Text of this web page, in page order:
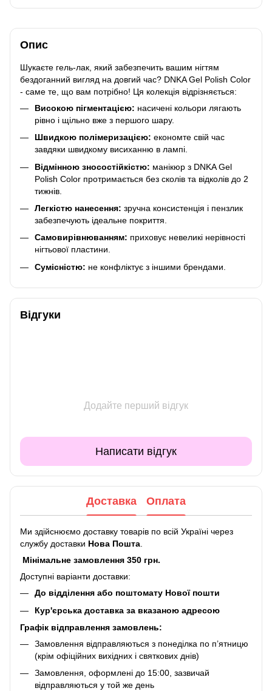
Опис
Шукаєте гель-лак, який забезпечить вашим нігтям
бездоганний вигляд на довгий час? DNKA Gel Polish Color
- саме те, що вам потрібно! Ця колекція відрізняється:
Високою пігментацією: насичені кольори лягають
рівно і щільно вже з першого шару.
Швидкою полімеризацією: економте свій час
завдяки швидкому висиханню в лампі.
Відмінною зносостійкістю: манікюр з DNKA Gel
Polish Color протримається без сколів та відколів до 2
тижнів.
Легкістю нанесення: зручна консистенція і пензлик
забезпечують ідеальне покриття.
Самовирівнюванням: приховує невеликі нерівності
нігтьової пластини.
Сумісністю: не конфліктує з іншими брендами.
Відгуки
Додайте перший відгук
Написати відгук
Доставка Оплата
Ми здійснюємо доставку товарів по всій Україні через
службу доставки Нова Пошта
Мінімальне замовлення 350 грн.
Доступні варіанти доставки:
До відділення або поштомату Нової пошти
Кур'єрська доставка за вказаною адресою
Графік відправлення замовлень:
Замовлення відправляються з понеділка по п’ятницю
(крім офіційних вихідних і святкових днів)
Замовлення, оформлені до 15:00, зазвичай
відправляються у той же день